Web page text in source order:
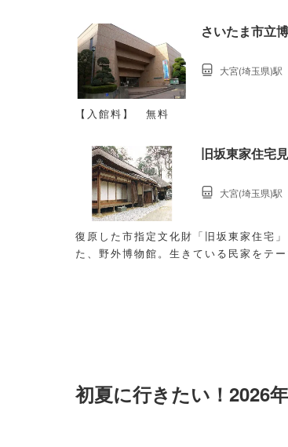
さいたま市立
【入館料】 無料
大宮(埼玉県)駅
旧坂東家住宅
復原した市指定文化財「旧坂東家住宅
た、野外博物館。生きている民家をテ
大宮(埼玉県)駅
初夏に行きたい！2026